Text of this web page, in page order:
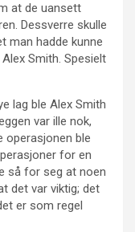
at de uansett
Dessverre skulle
man hadde kunne
Smith. Spesielt
lag ble Alex Smith
var ille nok,
operasjonen ble
for en
så for seg at noen
det var viktig; det
er som regel